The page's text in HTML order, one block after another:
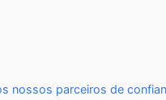
nossos parceiros de